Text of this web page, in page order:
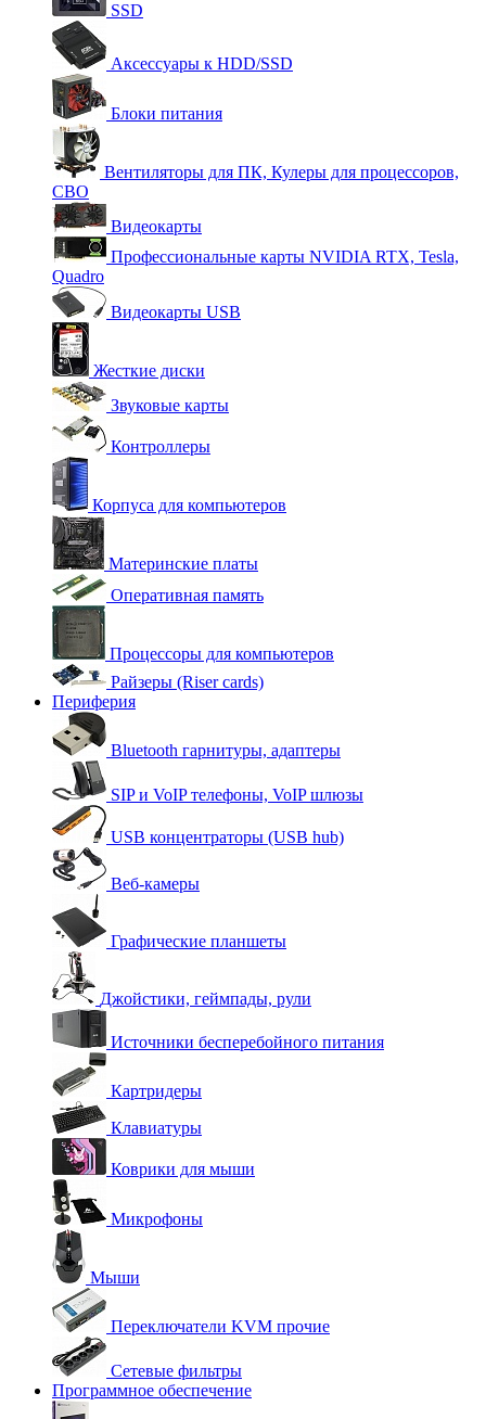
SSD
Аксессуары к HDD/SSD
Блоки питания
Вентиляторы для ПК, Кулеры для процессоров,
СВО
Видеокарты
Профессиональные карты NVIDIA RTX, Tesla,
Quadro
Видеокарты USB
Жесткие диски
Звуковые карты
Контроллеры
Корпуса для компьютеров
Материнские платы
Оперативная память
Процессоры для компьютеров
Райзеры (Riser cards)
Периферия
Bluetooth гарнитуры, адаптеры
SIP и VoIP телефоны, VoIP шлюзы
USB концентраторы (USB hub)
Веб-камеры
Графические планшеты
Джойстики, геймпады, рули
Источники бесперебойного питания
Картридеры
Клавиатуры
Коврики для мыши
Микрофоны
Мыши
Переключатели KVM прочие
Сетевые фильтры
Программное обеспечение